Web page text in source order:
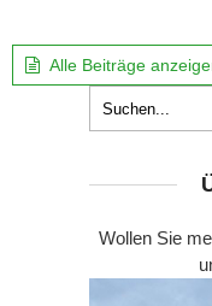
Alle Beiträge
Wollen Sie